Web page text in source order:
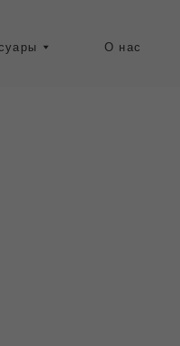
сертификаты